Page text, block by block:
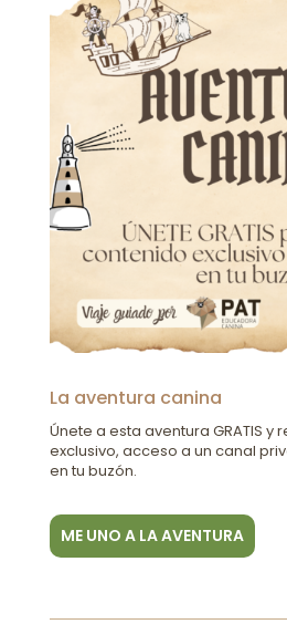
La aventura canina
Únete a esta aventura GRATIS y
exclusivo, acceso a un canal
en tu buzón.
ME UNO A LA AVENTURA